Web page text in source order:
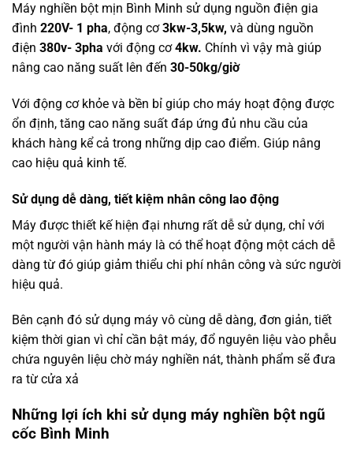
Máy nghiền bột mịn Bình Minh sử dụng nguồn điện gia
đình 220V- 1 pha, động cơ3kw-3,5kw, và dùng nguồn
điện 380v- 3pha với động cơ4kw. Chính vì vậy mà giúp
nâng cao năng suất lên đến 30-50kg/giờ
Với động cơ khỏe và bền bỉ giúp cho máy hoạt động được
ổn định, tăng cao năng suất đáp ứng đủ nhu cầu của
khách hàng kể cả trong những dịp cao điểm. Giúp nâng
cao hiệu quả kinh tế.
Sử dụng dễ dàng, tiết kiệm nhân công lao động
Máy được thiết kế hiện đại nhưng rất dễ sử dụng, chỉ với
một người vận hành máy là có thể hoạt động một cách dễ
dàng từ đó giúp giảm thiểu chi phí nhân công và sức người
hiệu quả.
Bên cạnh đó sử dụng máy vô cùng dễ dàng, đơn giản, tiết
kiệm thời gian vì chỉ cần bật máy, đổ nguyên liệu vào phễu
chứa nguyên liệu chờ máy nghiền nát, thành phẩm sẽ đưa
ra từ cửa xả
Những lợi ích khi sử dụng máy nghiền bột ngũ
cốc Bình Minh